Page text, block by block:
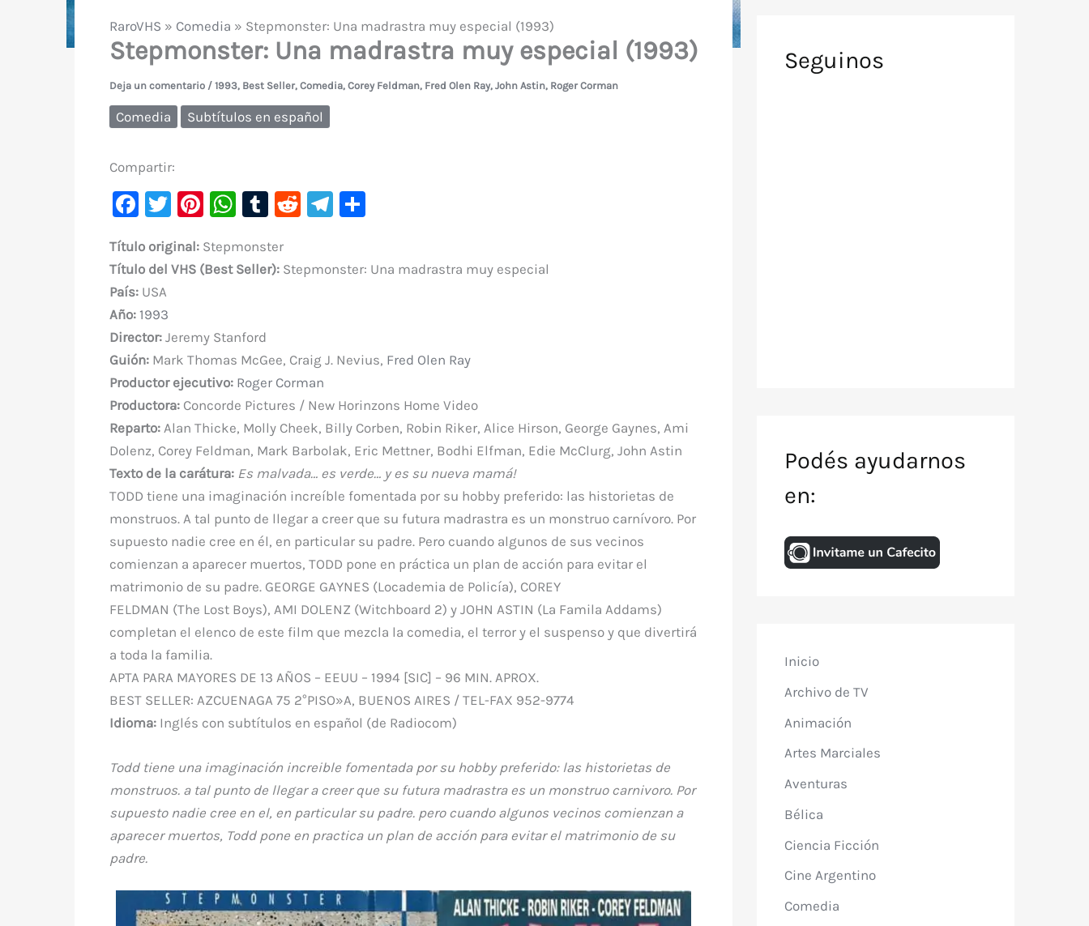
RaroVHS » Comedia » Stepmonster: Una madrastra muy especial (1993)
Stepmonster: Una madrastra muy especial (1993)
Deja un comentario / 1993, Best Seller, Comedia, Corey Feldman, Fred Olen Ray, John Astin, Roger Corman
Comedia Subtítulos en español
Compartir:
F
c
e
b
o
o
k
T
it
te
Pi
er
e
W
at
s
p
p
T
m
bl
R
di
Te
a
C
p
r
Título original:Stepmonster
Título del VHS (Best Seller):Stepmonster: Una madrastra muy especial
País:USA
Año: 1993
Director:Jeremy Stanford
Guión: Mark Thomas McGee, Craig J. Nevius, Fred Olen Ray
Productor ejecutivo: Roger Corman
Productora:Concorde Pictures / New Horinzons Home Video
Reparto:Alan Thicke, Molly Cheek, Billy Corben, Robin Riker, Alice Hirson, George Gaynes, Ami
Dolenz, Corey Feldman, Mark Barbolak, Eric Mettner, Bodhi Elfman, Edie McClurg, John Astin
Texto de la carátura: Es malvada… es verde… y es su nueva mamá!
TODD tiene una imaginación increíble fomentada por su hobby preferido: las historietas de
monstruos. A tal punto de llegar a creer que su futura madrastra es un monstruo carnívoro. Por
supuesto nadie cree en él, en particular su padre. Pero cuando algunos de sus vecinos
comienzan a aparecer muertos, TODD pone en práctica un plan de acción para evitar el
matrimonio de su padre. GEORGE GAYNES (Locademia de Policía), COREY
FELDMAN (The Lost Boys), AMI DOLENZ (Witchboard 2) y JOHN ASTIN (La Famila Addams)
completan el elenco de este film que mezcla la comedia, el terror y el suspenso y que divertirá
a toda la familia.
APTA PARA MAYORES DE 13 AÑOS – EEUU – 1994 [SIC] – 96 MIN. APROX.
BEST SELLER: AZCUENAGA 75 2°PISO»A, BUENOS AIRES / TEL-FAX 952-9774
Idioma:Inglés con subtítulos en español (de Radiocom)
Todd tiene una imaginación increible fomentada por su hobby preferido: las historietas de
monstruos. a tal punto de llegar a creer que su futura madrastra es un monstruo carnivoro. Por
supuesto nadie cree en el, en particular su padre. pero cuando algunos vecinos comienzan a
aparecer muertos, Todd pone en practica un plan de acción para evitar el matrimonio de su
padre.
Seguinos
Podés ayudarnos
en:
Inicio
Archivo de TV
Animación
Artes Marciales
Aventuras
Bélica
Ciencia Ficción
Cine Argentino
Comedia